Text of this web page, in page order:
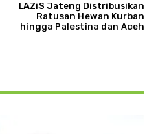
LAZiS Jateng Distribusikan
Ratusan Hewan Kurban
hingga Palestina dan Aceh